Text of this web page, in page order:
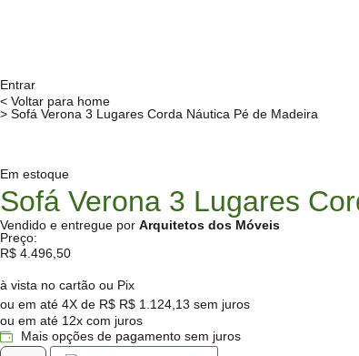
Entrar
< Voltar para home
> Sofá Verona 3 Lugares Corda Náutica Pé de Madeira
Em estoque
Sofá Verona 3 Lugares
Vendido e entregue por Arquitetos dos Móveis
Preço:
R$ 4.496,50
à vista no cartão ou Pix
ou em até 4X de R$ R$ 1.124,13 sem juros
ou em até 12x com juros
Mais opções de pagamento sem juros